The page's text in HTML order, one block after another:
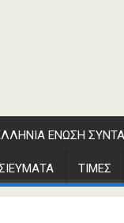
ΕΝΩΣΗ
ΤΙΜΕΣ